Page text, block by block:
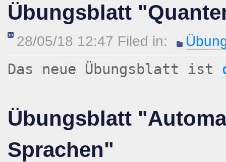
Übungsblatt
28/05/18 12:47 Filed in:
Das neue Übungsblatt ist
Übungsblatt
Sprachen"